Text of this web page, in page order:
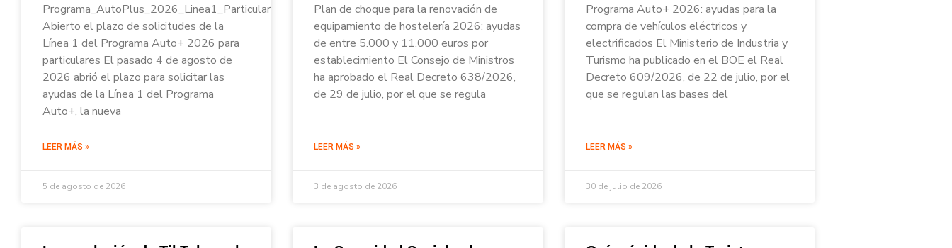
Programa_AutoPlus_2026_Linea1_Particulares_Apolinar_Asesores
Abierto el plazo de solicitudes de la
Línea 1 del Programa Auto+ 2026 para
particulares El pasado 4 de agosto de
2026 abrió el plazo para solicitar las
ayudas de la Línea 1 del Programa
Auto+, la nueva
LEER MÁS »
5 de agosto de 2026
Plan de choque para la renovación de
equipamiento de hostelería 2026: ayudas
de entre 5.000 y 11.000 euros por
establecimiento El Consejo de Ministros
ha aprobado el Real Decreto 638/2026,
de 29 de julio, por el que se regula
LEER MÁS »
3 de agosto de 2026
Programa Auto+ 2026: ayudas para la
compra de vehículos eléctricos y
electrificados El Ministerio de Industria y
Turismo ha publicado en el BOE el Real
Decreto 609/2026, de 22 de julio, por el
que se regulan las bases del
LEER MÁS »
30 de julio de 2026